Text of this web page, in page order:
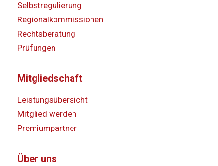
Selbstregulierung
Regionalkommissionen
Rechtsberatung
Prüfungen
Mitgliedschaft
Leistungsübersicht
Mitglied werden
Premiumpartner
Über uns